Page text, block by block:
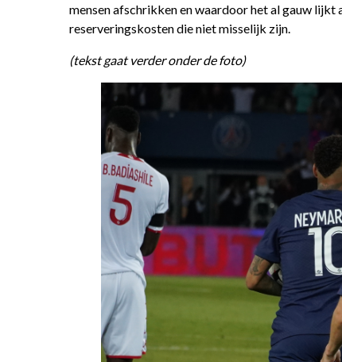
mensen afschrikken en waardoor het al gauw
reserveringskosten die niet misselijk zijn.
(tekst gaat verder onder de foto)